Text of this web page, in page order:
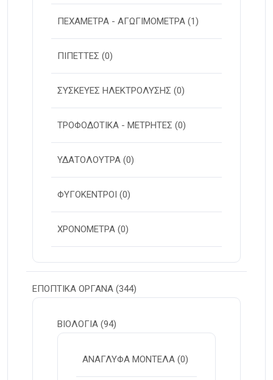
ΠΕΧΑΜΕΤΡΑ - ΑΓΩΓΙΜΟΜΕΤΡΑ (1)
ΠΙΠΕΤΤΕΣ (0)
ΣΥΣΚΕΥΕΣ ΗΛΕΚΤΡΟΛΥΣΗΣ (0)
ΤΡΟΦΟΔΟΤΙΚΑ - ΜΕΤΡΗΤΕΣ (0)
ΥΔΑΤΟΛΟΥΤΡΑ (0)
ΦΥΓΟΚΕΝΤΡΟΙ (0)
ΧΡΟΝΟΜΕΤΡΑ (0)
ΕΠΟΠΤΙΚΑ ΟΡΓΑΝΑ (344)
ΒΙΟΛΟΓΙΑ (94)
ΑΝΑΓΛΥΦΑ ΜΟΝΤΕΛΑ (0)